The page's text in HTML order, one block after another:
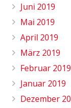
Juni 2019
Mai 2019
April 2019
März 2019
Februar 2019
Januar 2019
Dezember